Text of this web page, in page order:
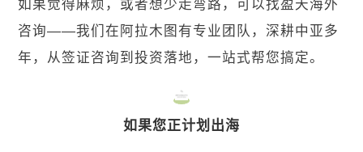
如果觉得麻烦，或者想少走弯路，可以找盈天海外
咨询——我们在阿拉木图有专业团队，深耕中亚多
年，从签证咨询到投资落地，一站式帮您搞定。
如果您正计划出海